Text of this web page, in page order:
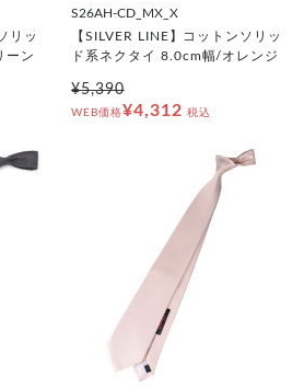
リッ
ーン
S26AH-CD_MX_X
【SILVER LINE】コットンソリッ
ド系ネクタイ 8.0cm幅/オレンジ
¥5,390
WEB価格¥4,312 税込